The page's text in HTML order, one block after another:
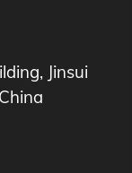
Jinsui